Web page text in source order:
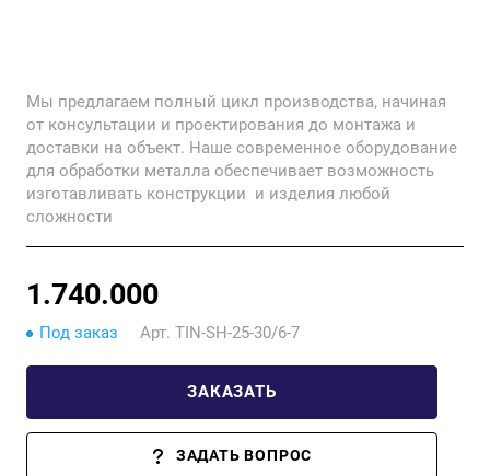
Мы предлагаем полный цикл производства, начиная
от консультации и проектирования до монтажа и
доставки на объект. Наше современное оборудование
для обработки металла обеспечивает возможность
изготавливать конструкции и изделия любой
сложности
1.740.000
Под заказ Арт. TIN-SH-25-30/6-7
ЗАКАЗАТЬ
ЗАДАТЬ ВОПРОС